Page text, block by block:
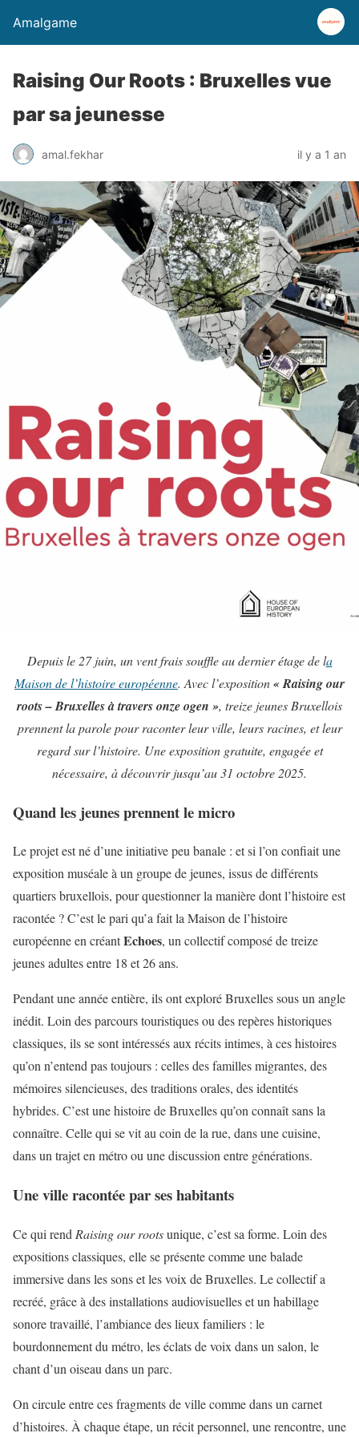
Amalgame
Raising Our Roots : Bruxelles vue
par sa jeunesse
amal.fekhar il y a 1 an
Depuis le 27 juin, un vent frais souffle au dernier étage de la
Maison de l’histoire européenne. Avec l’exposition« Raising our
roots – Bruxelles à travers onze ogen », treize jeunes Bruxellois
prennent la parole pour raconter leur ville, leurs racines, et leur
regard sur l’histoire. Une exposition gratuite, engagée et
nécessaire, à découvrir jusqu’au 31 octobre 2025.
Quand les jeunes prennent le micro
Le projet est né d’une initiative peu banale : et si l’on confiait une
exposition muséale à un groupe de jeunes, issus de différents
quartiers bruxellois, pour questionner la manière dont l’histoire est
racontée ? C’est le pari qu’a fait la Maison de l’histoire
européenne en créantEchoes, un collectif composé de treize
jeunes adultes entre 18 et 26 ans.
Pendant une année entière, ils ont exploré Bruxelles sous un angle
inédit. Loin des parcours touristiques ou des repères historiques
classiques, ils se sont intéressés aux récits intimes, à ces histoires
qu’on n’entend pas toujours : celles des familles migrantes, des
mémoires silencieuses, des traditions orales, des identités
hybrides. C’est une histoire de Bruxelles qu’on connaît sans la
connaître. Celle qui se vit au coin de la rue, dans une cuisine,
dans un trajet en métro ou une discussion entre générations.
Une ville racontée par ses habitants
Ce qui rend Raising our rootsunique, c’est sa forme. Loin des
expositions classiques, elle se présente comme une balade
immersive dans les sons et les voix de Bruxelles. Le collectif a
recréé, grâce à des installations audiovisuelles et un habillage
sonore travaillé, l’ambiance des lieux familiers : le
bourdonnement du métro, les éclats de voix dans un salon, le
chant d’un oiseau dans un parc.
On circule entre ces fragments de ville comme dans un carnet
d’histoires. À chaque étape, un récit personnel, une rencontre, une